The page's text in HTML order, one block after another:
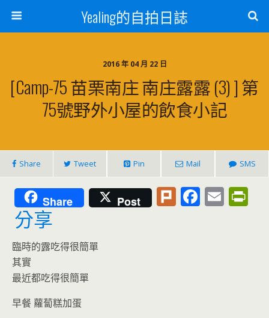
Yealing的自拍日誌
2016 年 04 月 22 日
[Camp-75 苗栗南庄 南庄露露 (3) ] 第
75號野外小屋的飲食小記
Share Tweet Pin Mail SMS
Share Post Pl F E
分享
臨時的露吃得很簡單
其實
最近都吃得很簡單
早餐 蘿蔔糕加蛋